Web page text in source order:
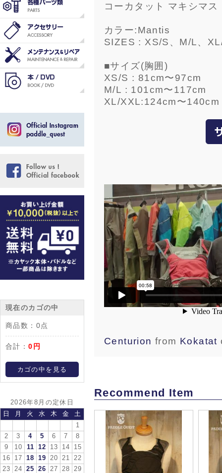
現在のカゴの中
商品数： 0点
合計：0円
カゴの中を見る
2026年8月の定休日
日
月 火 水 木 金
土
1
2
3 4 5 6 7
8
9
10 11 12 13 14
15
16
17 18 19 20 21
22
23
24 25 26 27 28
29
コーカタット マキシマ
カラー:Mantis
SIZES : XS/S、M/L、
■サイズ(胸囲)
XS/S : 81cm〜97cm
M/L : 101cm〜117cm
XL/XXL:124cm〜140cm
Centurion from Kokatat
Recommend Item